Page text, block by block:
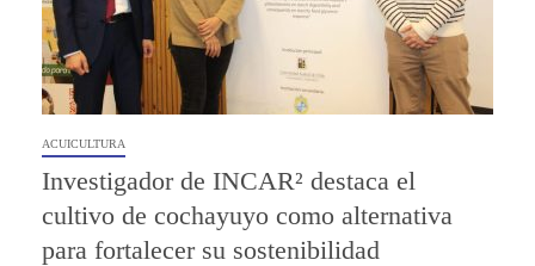
ACUICULTURA
Investigador de INCAR² destaca el
cultivo de cochayuyo como alternativa
para fortalecer su sostenibilidad